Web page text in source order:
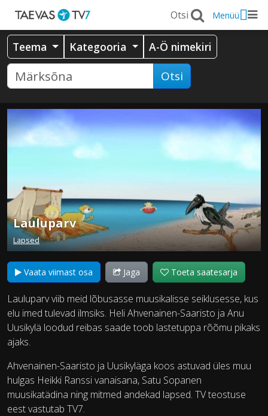
Menüü
Teema Kategooria A-Ö nimekiri
Otsi
Lauluparv
Lapsed
Vaata viimast osa Jaga Toeta saatesarja
Lauluparv viib meid lõbusasse muusikalisse seiklusesse, kus
elu imed tulevad ilmsiks. Heli Ahvenainen-Saaristo ja Anu
Uusikylä loodud reibas saade toob lastetuppa rõõmu pikaks
ajaks.
Ahvenainen-Saaristo ja Uusikyläga koos astuvad üles muu
hulgas Heikki Ranssi vanaisana, Satu Sopanen
muusikatädina ning mitmed andekad lapsed. TV teostuse
eest vastutab TV7.